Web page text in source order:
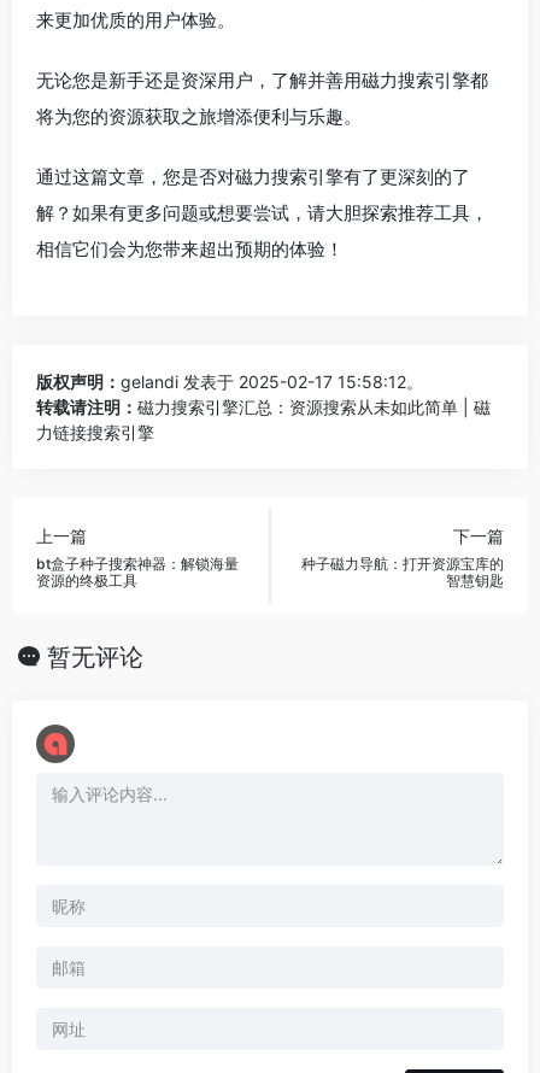
来更加优质的用户体验。
无论您是新手还是资深用户，了解并善用磁力搜索引擎都
将为您的资源获取之旅增添便利与乐趣。
通过这篇文章，您是否对磁力搜索引擎有了更深刻的了
解？如果有更多问题或想要尝试，请大胆探索推荐工具，
相信它们会为您带来超出预期的体验！
版权声明： gelandi 发表于 2025-02-17 15:58:12。
转载请注明： 磁力搜索引擎汇总：资源搜索从未如此简单 | 磁
力链接搜索引擎
上一篇
bt盒子种子搜索神器：解锁海量
资源的终极工具
下一篇
种子磁力导航：打开资源宝库的
智慧钥匙
暂无评论